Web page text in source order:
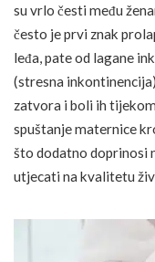
su vrlo česti među
često je prvi znak
leđa, pate od lagane
(stresna
zatvora i boli ih
spuštanje maternice
što dodatno doprinosi
utjecati na kvalitetu